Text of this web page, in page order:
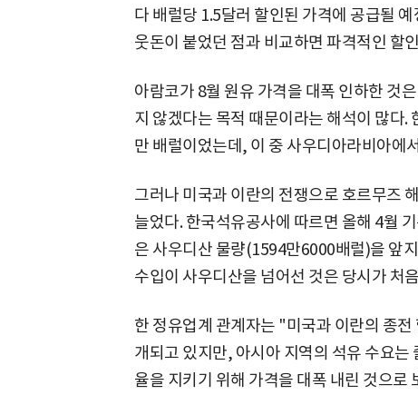
다 배럴당 1.5달러 할인된 가격에 공급될
웃돈이 붙었던 점과 비교하면 파격적인 할
아람코가 8월 원유 가격을 대폭 인하한 것
지 않겠다는 목적 때문이라는 해석이 많다
만 배럴이었는데, 이 중 사우디아라비아에
그러나 미국과 이란의 전쟁으로 호르무즈
늘었다. 한국석유공사에 따르면 올해 4월
은 사우디산 물량(1594만6000배럴)을 앞
수입이 사우디산을 넘어선 것은 당시가 처
한 정유업계 관계자는 "미국과 이란의 종
개되고 있지만, 아시아 지역의 석유 수요
율을 지키기 위해 가격을 대폭 내린 것으로